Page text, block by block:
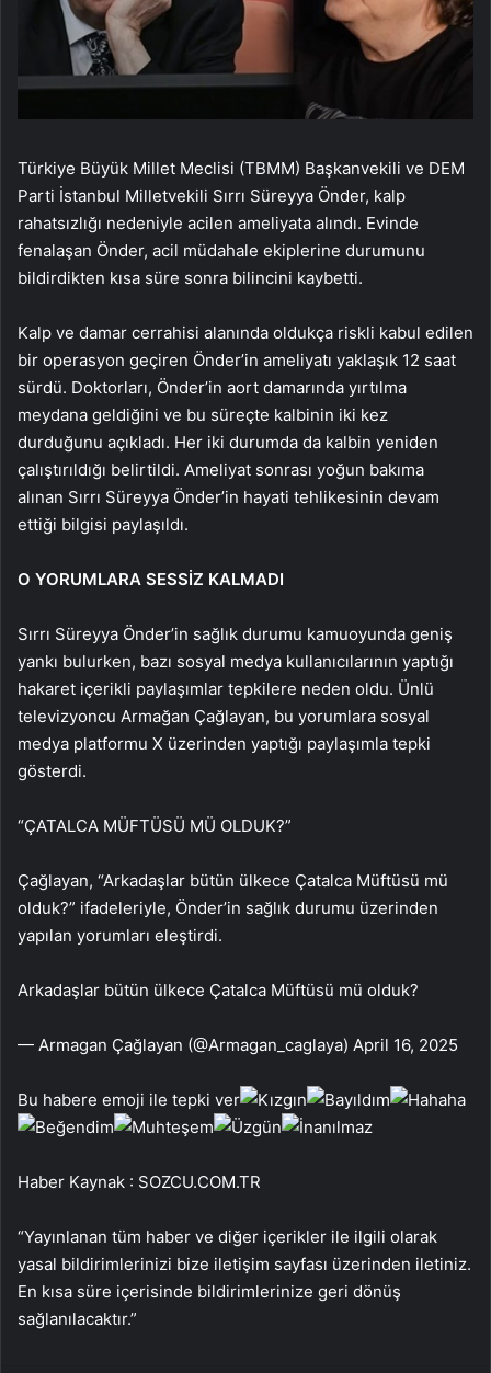
Türkiye Büyük Millet Meclisi (TBMM) Başkanvekili ve DEM
Parti İstanbul Milletvekili Sırrı Süreyya Önder, kalp
rahatsızlığı nedeniyle acilen ameliyata alındı. Evinde
fenalaşan Önder, acil müdahale ekiplerine durumunu
bildirdikten kısa süre sonra bilincini kaybetti.
Kalp ve damar cerrahisi alanında oldukça riskli kabul edilen
bir operasyon geçiren Önder’in ameliyatı yaklaşık 12 saat
sürdü. Doktorları, Önder’in aort damarında yırtılma
meydana geldiğini ve bu süreçte kalbinin iki kez
durduğunu açıkladı. Her iki durumda da kalbin yeniden
çalıştırıldığı belirtildi. Ameliyat sonrası yoğun bakıma
alınan Sırrı Süreyya Önder’in hayati tehlikesinin devam
ettiği bilgisi paylaşıldı.
O YORUMLARA SESSİZ KALMADI
Sırrı Süreyya Önder’in sağlık durumu kamuoyunda geniş
yankı bulurken, bazı sosyal medya kullanıcılarının yaptığı
hakaret içerikli paylaşımlar tepkilere neden oldu. Ünlü
televizyoncu Armağan Çağlayan, bu yorumlara sosyal
medya platformu X üzerinden yaptığı paylaşımla tepki
gösterdi.
“ÇATALCA MÜFTÜSÜ MÜ OLDUK?”
Çağlayan, “Arkadaşlar bütün ülkece Çatalca Müftüsü mü
olduk?” ifadeleriyle, Önder’in sağlık durumu üzerinden
yapılan yorumları eleştirdi.
Arkadaşlar bütün ülkece Çatalca Müftüsü mü olduk?
— Armagan Çağlayan (@Armagan_caglaya) April 16, 2025
Bu habere emoji ile tepki ver
Haber Kaynak : SOZCU.COM.TR
“Yayınlanan tüm haber ve diğer içerikler ile ilgili olarak
yasal bildirimlerinizi bize iletişim sayfası üzerinden iletiniz.
En kısa süre içerisinde bildirimlerinize geri dönüş
sağlanılacaktır.”